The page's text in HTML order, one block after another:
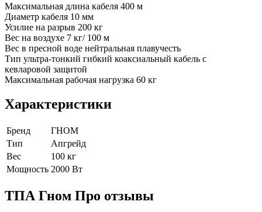
Максимальная длина кабеля 400 м
Диаметр кабеля 10 мм
Усилие на разрыв 200 кг
Вес на воздухе 7 кг/ 100 м
Вес в пресной воде нейтральная плавучесть
Тип ультра-тонкий гибкий коаксиальный кабель с
кевларовой защитой
Максимальная рабочая нагрузка 60 кг
Характеристики
Бренд
ГНОМ
Тип
Апгрейд
Вес
100 кг
Мощность 2000 Вт
ТПА Гном Про отзывы